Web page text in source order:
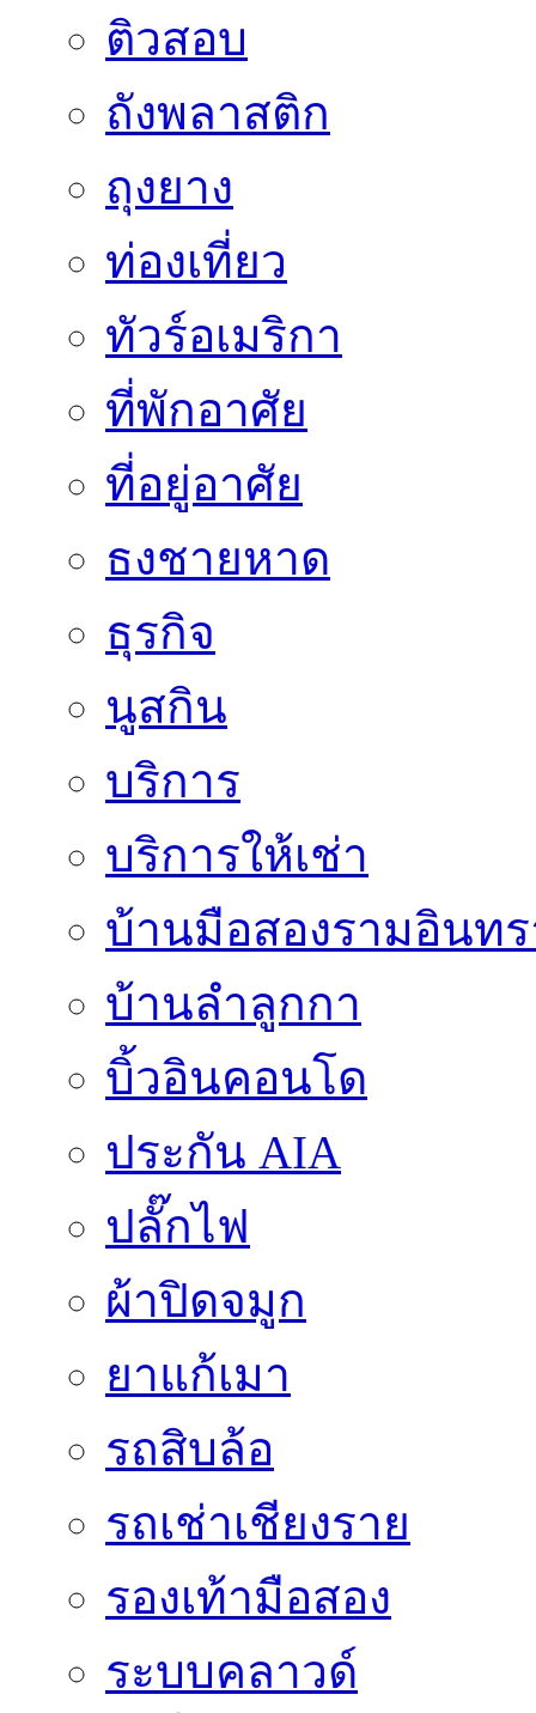
ติวสอบ
ถังพลาสติก
ถุงยาง
ท่องเที่ยว
ทัวร์อเมริกา
ที่พักอาศัย
ที่อยู่อาศัย
ธงชายหาด
ธุรกิจ
นูสกิน
บริการ
บริการให้เช่า
บ้านมือสองรามอินท
บ้านลำลูกกา
บิ้วอินคอนโด
ประกัน AIA
ปลั๊กไฟ
ผ้าปิดจมูก
ยาแก้เมา
รถสิบล้อ
รถเช่าเชียงราย
รองเท้ามือสอง
ระบบคลาวด์